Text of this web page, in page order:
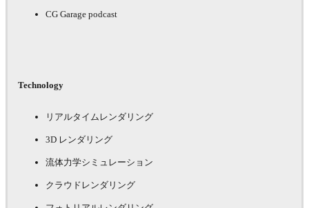
CG Garage podcast
Technology
リアルタイムレンダリング
3D レンダリング
流体力学シミュレーション
クラウドレンダリング